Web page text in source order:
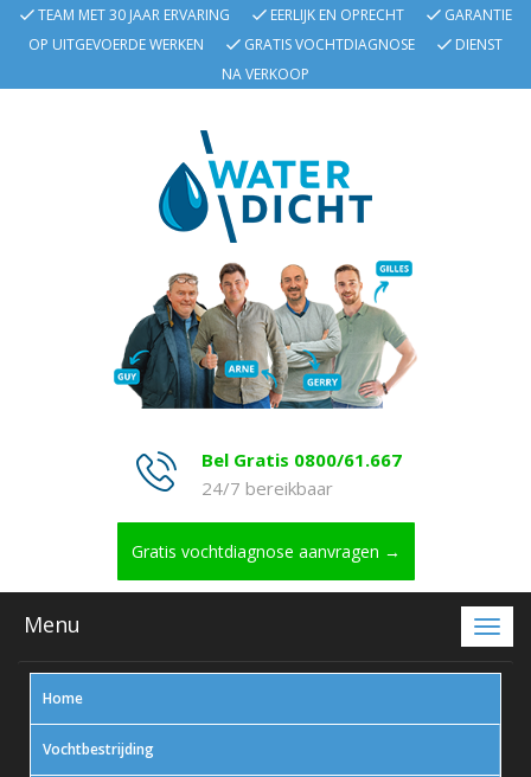
TEAM MET 30 JAAR ERVARING EERLIJK EN OPRECHT
GARANTIE
OP UITGEVOERDE WERKEN
GRATIS VOCHTDIAGNOSE
DIENST
NA VERKOOP
Bel Gratis 0800/61.667
24/7 bereikbaar
Gratis vochtdiagnose aanvragen →
Menu
Home
Vochtbestrijding